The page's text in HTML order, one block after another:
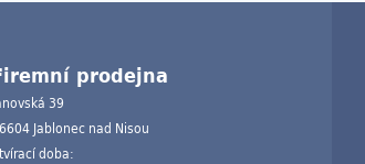
prodejna
39
Jablonec nad Nisou
doba: